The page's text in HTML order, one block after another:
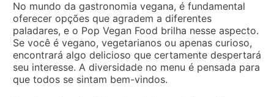
No mundo da gastronomia vegana, é fundamental
oferecer opções que agradem a diferentes
paladares, e o Pop Vegan Food brilha nesse aspecto.
Se você é vegano, vegetarianos ou apenas curioso,
encontrará algo delicioso que certamente despertará
seu interesse. A diversidade no menu é pensada para
que todos se sintam bem-vindos.